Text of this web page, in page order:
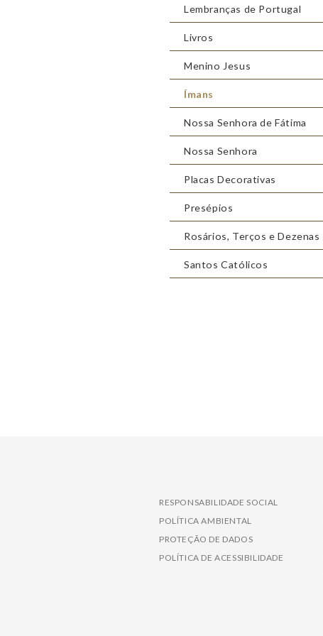
Lembranças de Portugal
Livros
Menino Jesus
Ímans
Nossa Senhora de Fátima
Nossa Senhora
Placas Decorativas
Presépios
Rosários, Terços e Dezenas
Santos Católicos
RESPONSABILIDADE SOCIAL
POLÍTICA AMBIENTAL
PROTEÇÃO DE DADOS
POLÍTICA DE ACESSIBILIDADE